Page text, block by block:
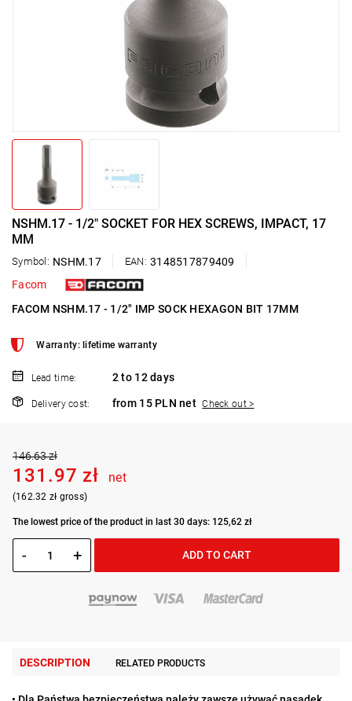
NSHM.17 - 1/2" SOCKET FOR HEX SCREWS, IMPACT, 17
MM
Symbol: NSHM.17 EAN: 3148517879409
Facom
FACOM NSHM.17 - 1/2" IMP SOCK HEXAGON BIT 17MM
Warranty: lifetime warranty
Lead time: 2 to 12 days
Delivery cost: from 15 PLN net Check out >
146.63 zł
131.97 zł net
(162.32 zł gross)
The lowest price of the product in last 30 days: 125,62 zł
- + ADD TO CART
DESCRIPTION RELATED PRODUCTS